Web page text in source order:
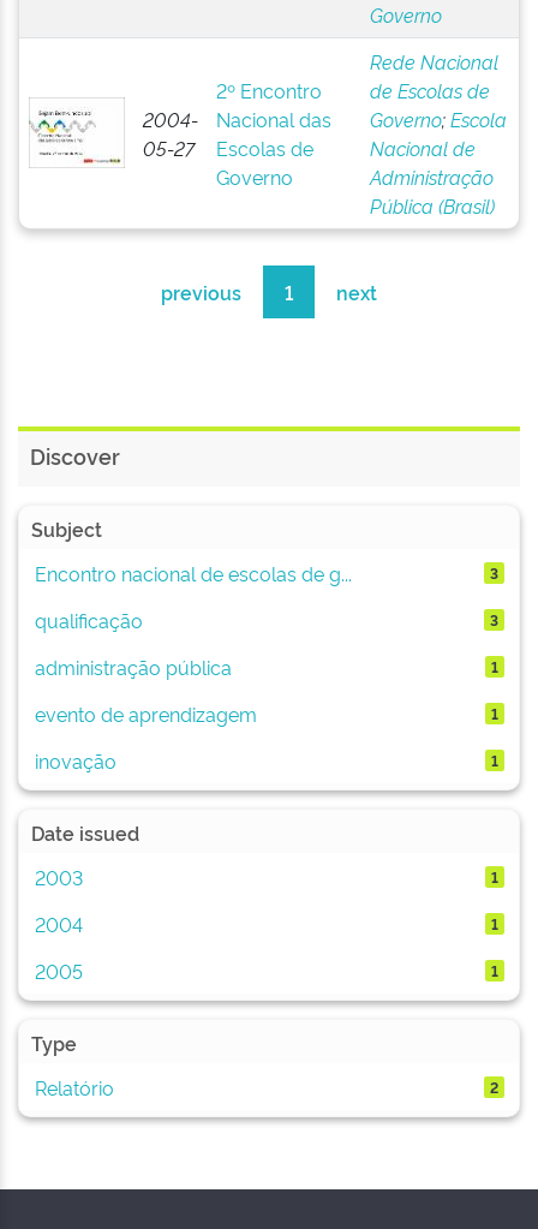
Governo
2004-
05-27
2º Encontro
Nacional das
Escolas de
Governo
Rede Nacional
de Escolas de
Governo;Escola
Nacional de
Administração
Pública (Brasil)
previous 1 next
Discover
Subject
Encontro nacional de escolas de g...
3
qualificação 3
administração pública 1
evento de aprendizagem 1
inovação 1
Date issued
2003
1
2004 1
2005 1
Type
Relatório
2